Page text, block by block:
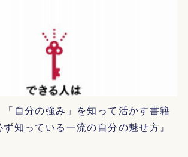
「自分の強み」を知って活かす書籍
ず知っている一流の自分の魅せ方』